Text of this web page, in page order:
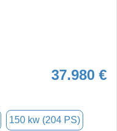
37.980 €
150 kw (204 PS)